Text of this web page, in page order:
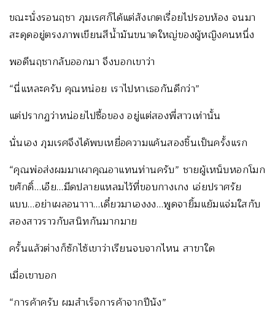
ขณะนั่งรอนฤชา ภุมเรศก็ได้แต่สังเกตเรื่อยไปรอบห้อง จนมา
สะดุดอยู่ตรงภาพเขียนสีน้ำมันขนาดใหญ่ของผู้หญิงคนหนึ่ง
พอดีนฤชากลับออกมา จึงบอกเขาว่า
“นี่แหละครับ คุณหน่อย เราไปหาเธอกันดีกว่า”
แต่ปรากฏว่าหน่อยไปซื้อของ อยู่แต่สองพี่สาวเท่านั้น
นั่นเอง ภุมเรศจึงได้พบเหยื่อความแค้นสองชิ้นเป็นครั้งแรก
“คุณพ่อส่งผมมาเผาคุณอาแทนท่านครับ” ชายผู้เหน็บหอกโมก
ขศักดิ์…เอ๊ย…มีดปลายแหลมไว้ที่ขอบกางเกง เอ่ยปราศรัย
แบบ…อย่าเผลอนาาา…เดี๋ยวมาเองงง…พูดจายิ้มแย้มแจ่มใสกับ
สองสาวราวกับสนิทกันมากมาย
ครั้นแล้วต่างก็ซักไซ้เขาว่าเรียนจบจากไหน สาขาใด
เมื่อเขาบอก
“การค้าครับ ผมสำเร็จการค้าจากปีนัง”